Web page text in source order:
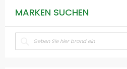
MARKEN SUCHEN